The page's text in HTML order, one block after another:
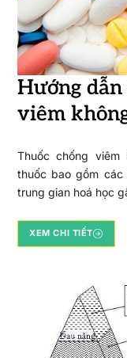
Hướng
viêm
Thuốc chống
thuốc bao gồm
trung gian hoá học
XEM CHI TIẾT